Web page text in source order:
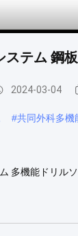
テム 鋼
2024-03-04
#共同外科多機
多機能ドリ